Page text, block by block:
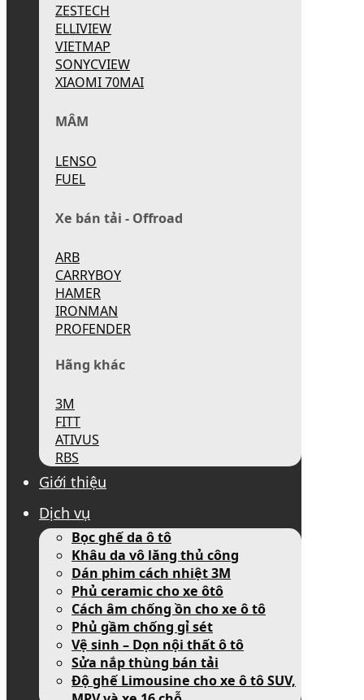
ZESTECH
ELLIVIEW
VIETMAP
SONYCVIEW
XIAOMI 70MAI
MÂM
LENSO
FUEL
Xe bán tải - Offroad
ARB
CARRYBOY
HAMER
IRONMAN
PROFENDER
Hãng khác
3M
FITT
ATIVUS
RBS
Giới thiệu
Dịch vụ
Bọc ghế da ô tô
Khâu da vô lăng thủ công
Dán phim cách nhiệt 3M
Phủ ceramic cho xe ôtô
Cách âm chống ồn cho xe ô tô
Phủ gầm chống gỉ sét
Vệ sinh – Dọn nội thất ô tô
Sửa nắp thùng bán tải
Độ ghế Limousine cho xe ô tô SUV,